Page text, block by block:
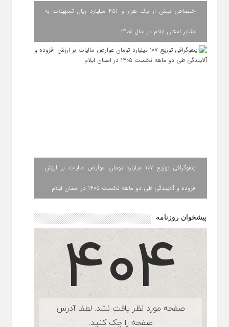
اختصاص بیش از یک هزار و ۴۵۱ میلیارد ریال تسهیلات به
عشایر استان ایلام در سال ۱۴۰۵
اینفوگرافی توزیع ۱۰۷ میلیارد تومان عوارض مالیات بر ارزش
افزوده و آلایندگی طی دو ماهه نخست ۱۴۰۵ در استان ایلام
پیشخوان روزنامه